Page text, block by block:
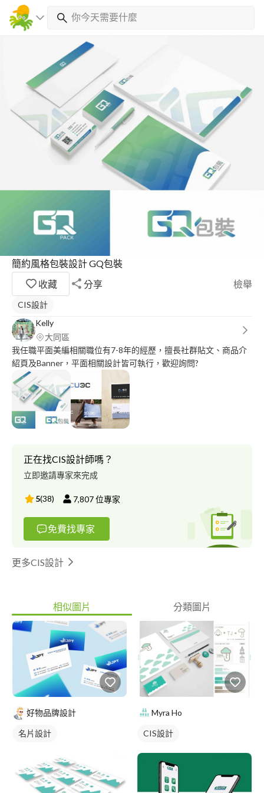
簡約風格包裝設計 GQ包裝
收藏
分享 檢舉
CIS設計
Kelly
大同區
我任職平面美編相關職位有7-8年的經歷，擅長社群貼文、商品介
紹頁及Banner，平面相關設計皆可執行，歡迎詢問?
正在找CIS設計師嗎？
立即邀請專家來完成
5(38) 7,807位專家
免費找專家
更多CIS設計
相似圖片 分類圖片
好物品牌設計
名片設計
Myra Ho
CIS設計